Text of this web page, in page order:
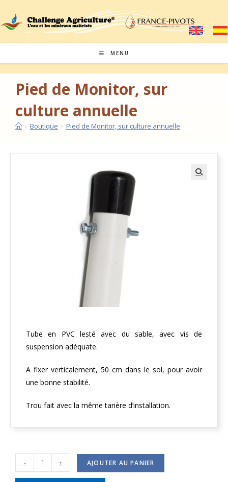
MENU
Pied de Monitor, sur
culture annuelle
› Boutique › Pied de Monitor, sur culture annuelle
Tube en PVC lesté avec du sable, avec vis de
suspension adéquate.
A fixer verticalement, 50 cm dans le sol, pour avoir
une bonne stabilité.
Trou fait avec la même tarière d’installation.
- + AJOUTER AU PANIER